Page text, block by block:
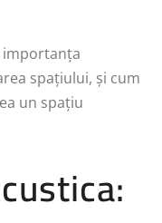
spațiului, și cum
un spațiu